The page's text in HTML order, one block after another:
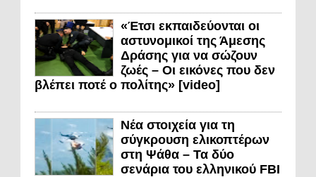
«Έτσι εκπαιδεύονται οι
αστυνομικοί της Άμεσης
Δράσης για να σώζουν
ζωές – Οι εικόνες που δεν
βλέπει ποτέ ο πολίτης» [video]
Νέα στοιχεία για τη
σύγκρουση ελικοπτέρων
στη Ψάθα – Τα δύο
σενάρια του ελληνικού FBI